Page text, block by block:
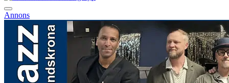
Annons